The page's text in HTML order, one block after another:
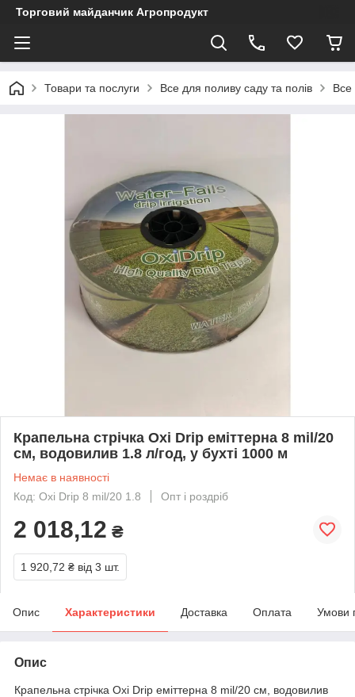
Торговий майданчик Агропродукт
Товари та послуги Все для поливу саду та полів Все
Крапельна стрічка Oxi Drip еміттерна 8 mil/20
см, водовилив 1.8 л/год, у бухті 1000 м
Немає в наявності
Код: Oxi Drip 8 mil/20 1.8
Опт і роздріб
2 018,12 ₴
1 920,72 ₴ від 3 шт.
Опис Характеристики Доставка Оплата Умови
Опис
Крапельна стрічка Oxi Drip еміттерна 8 mil/20 см, водовилив